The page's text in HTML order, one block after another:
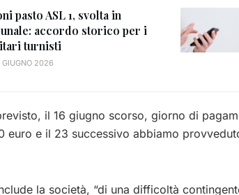
pasto ASL 1, svolta in
accordo storico per i
turnisti
2026
il 16 giugno scorso, giorno di
euro e il 23 successivo abbiamo
la società, “di una difficoltà